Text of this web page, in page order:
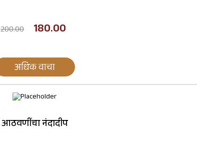
200.00 180.00
अधिक वाचा
आठवणींचा नंदादीप